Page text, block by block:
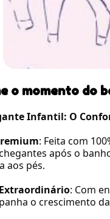
o momento do
Infantil: O
: Feita com
após o
aos pés.
: Com
o crescimento